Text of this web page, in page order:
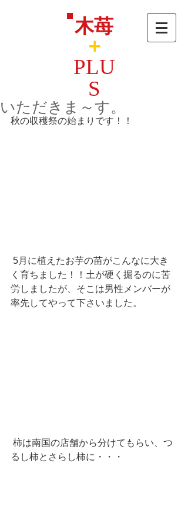
木苺
＋
PLU
S
いただきま～す。
秋の収穫祭の始まりです！！
く育ちました！！土が硬く掘るのに苦
労しましたが、そこは男性メンバーが
率先してやって下さいました。
るし柿とさらし柿に・・・